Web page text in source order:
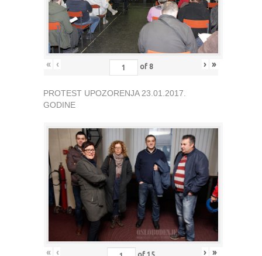
« ‹ of 8 › »
PROTEST UPOZORENJA 23.01.2017.
GODINE
« ‹ › »